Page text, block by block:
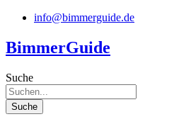
Zum
springen
info@bimmerguide.de
BimmerGuide
Suche
Suche